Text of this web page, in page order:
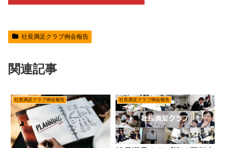
社長満足クラブ例会報告
関連記事
社長満足クラブ例会報告 社長満足クラブ例会報告